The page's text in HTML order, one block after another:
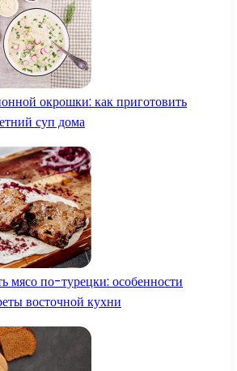
окрошки: как приготовить
суп дома
мясо по-турецки: особенности
восточной кухни